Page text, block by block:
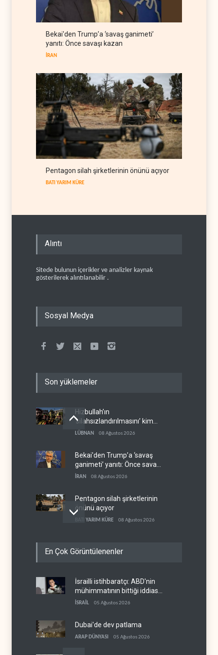
ASYA 07 Ağustos 2026
BAE, OPEC'ten ayrıldıktan
sonra petrol üretimini rekor
düzeye çıkardı
Bekai'den Trump’a ‘savaş ganimeti’
yanıtı: Önce savaşı kazan
İRAN
Pentagon silah şirketlerinin önünü açıyor
BATI YARIM KÜRE
Alıntı
Sitede bulunun içerikler ve analizler kaynak
gösterilerek alıntılanabilir .
Sosyal Medya
Son yüklemeler
Hizbullah’ın
‘silahsızlandırılmasını’ kim
denetleyecek?
LÜBNAN 08 Ağustos 2026
Bekai'den Trump’a ‘savaş
ganimeti’ yanıtı: Önce savaşı
kazan
İRAN 08 Ağustos 2026
Pentagon silah şirketlerinin
önünü açıyor
BATI YARIM KÜRE 08 Ağustos 2026
saldırıları sürüyor, Beyrut
Yemen Suudi askeri kampını
vurdu
08 Ağustos 2026
En Çok Görüntülenenler
İsrailli istihbaratçı: ABD'nin
mühimmatının bittiği iddiası
bir iç kavga
İSRAİL 05 Ağustos 2026
Dubai'de dev patlama
ARAP DÜNYASI 05 Ağustos 2026